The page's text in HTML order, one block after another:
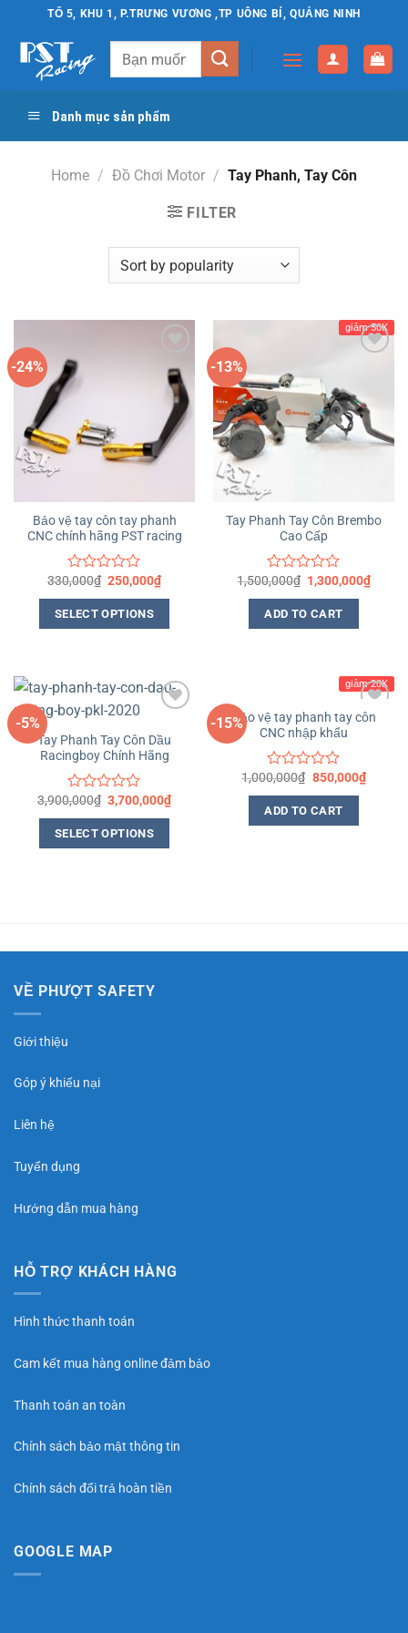
ChuyểnTỔ 5, KHU 1, P.TRƯNG VƯƠNG ,TP UÔNG BÍ, QUẢNG NINH
Search
Danh mục sản phẩm
Home / Đồ Chơi Motor / Tay Phanh, Tay Côn
FILTER
-24%
Yêu
thích
Bảo vệ tay côn tay phanh
CNC chính hãng PST racing
Rated
0
out
of
330,000₫ 250,000₫
SELECT OPTIONS
-13%
giảm 50K
Tay Phanh Tay Côn Brembo
Cao Cấp
Rated
0
out
of
1,500,000₫ 1,300,000₫
ADD TO CART
-5%
Yêu
thích
Tay Phanh Tay Côn Dầu
Racingboy Chính Hãng
Rated
0
out
of
3,900,000₫ 3,700,000₫
SELECT OPTIONS
-15%
giảm 20K
Bảo vệ tay phanh tay côn
CNC nhập khẩu
Rated
0
out
of
1,000,000₫ 850,000₫
ADD TO CART
VỀ PHƯỢT SAFETY
Giới thiệu
Góp ý khiếu nại
Liên hệ
Tuyển dụng
Hướng dẫn mua hàng
HỖ TRỢ KHÁCH HÀNG
Hình thức thanh toán
Cam kết mua hàng online đảm bảo
Thanh toán an toàn
Chính sách bảo mật thông tin
Chính sách đổi trả hoàn tiền
GOOGLE MAP